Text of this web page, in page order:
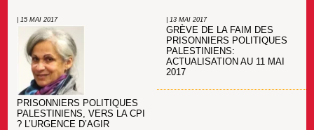
| 15 MAI 2017
PRISONNIERS POLITIQUES
PALESTINIENS, VERS LA CPI
? L’URGENCE D’AGIR
| 13 MAI 2017
GRÈVE DE LA FAIM DES
PRISONNIERS POLITIQUES
PALESTINIENS:
ACTUALISATION AU 11 MAI
2017